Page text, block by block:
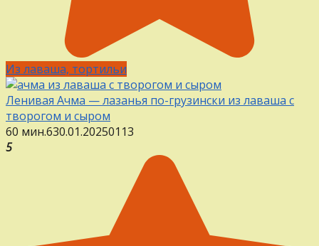
Из лаваша, тортильи
Ленивая Ачма — лазанья по-грузински из лаваша с
творогом и сыром
60 мин.630.01.20250113
5